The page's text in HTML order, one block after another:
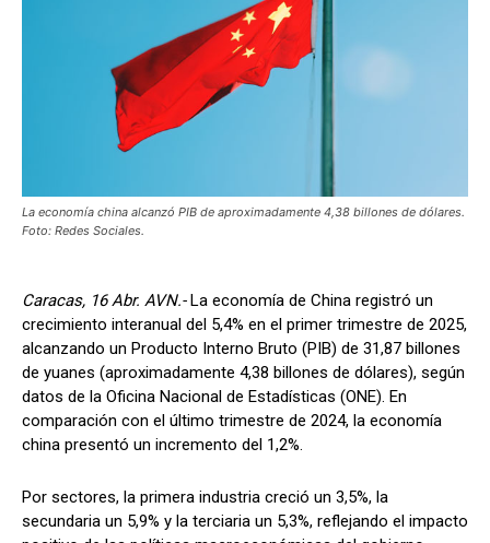
La economía china alcanzó PIB de aproximadamente 4,38 billones de dólares.
Foto: Redes Sociales.
Caracas, 16 Abr. AVN.-La economía de China registró un
crecimiento interanual del 5,4% en el primer trimestre de 2025,
alcanzando un Producto Interno Bruto (PIB) de 31,87 billones
de yuanes (aproximadamente 4,38 billones de dólares), según
datos de la Oficina Nacional de Estadísticas (ONE). En
comparación con el último trimestre de 2024, la economía
china presentó un incremento del 1,2%.
Por sectores, la primera industria creció un 3,5%, la
secundaria un 5,9% y la terciaria un 5,3%, reflejando el impacto